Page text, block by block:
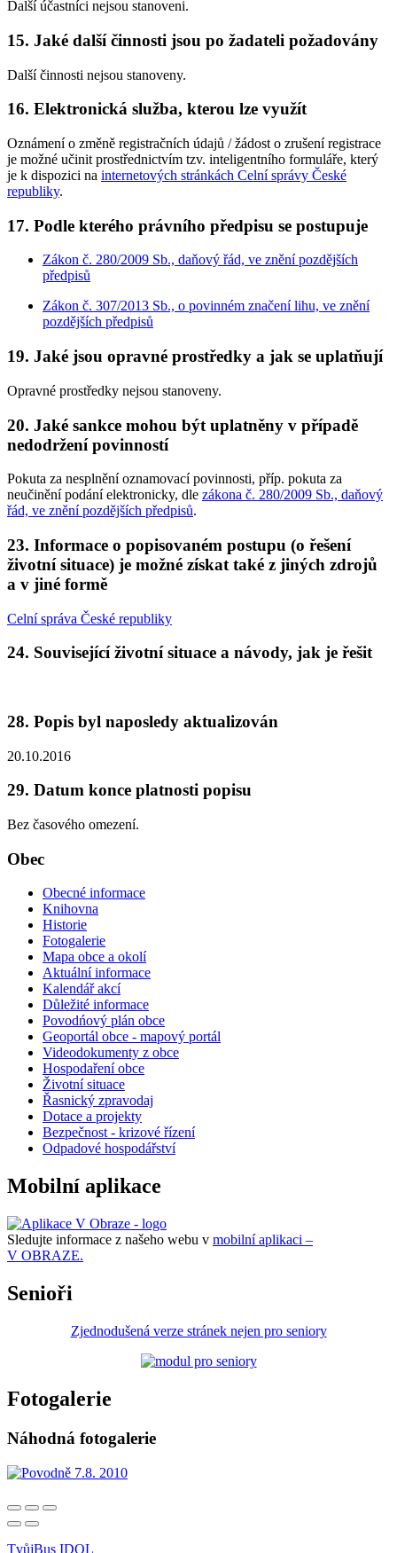
Další účastníci nejsou stanoveni.
15. Jaké další činnosti jsou po žadateli požadovány
Další činnosti nejsou stanoveny.
16. Elektronická služba, kterou lze využít
Oznámení o změně registračních údajů / žádost o zrušení registrace
je možné učinit prostřednictvím tzv. inteligentního formuláře, který
je k dispozici na internetových stránkách Celní správy České
republiky.
17. Podle kterého právního předpisu se postupuje
Zákon č. 280/2009 Sb., daňový řád, ve znění pozdějších
předpisů
Zákon č. 307/2013 Sb., o povinném značení lihu, ve znění
pozdějších předpisů
19. Jaké jsou opravné prostředky a jak se uplatňují
Opravné prostředky nejsou stanoveny.
20. Jaké sankce mohou být uplatněny v případě
nedodržení povinností
Pokuta za nesplnění oznamovací povinnosti, příp. pokuta za
neučinění podání elektronicky, dle zákona č. 280/2009 Sb., daňový
řád, ve znění pozdějších předpisů.
23. Informace o popisovaném postupu (o řešení
životní situace) je možné získat také z jiných zdrojů
a v jiné formě
Celní správa České republiky
24. Související životní situace a návody, jak je řešit
28. Popis byl naposledy aktualizován
20.10.2016
29. Datum konce platnosti popisu
Bez časového omezení.
Obec
Obecné informace
Knihovna
Historie
Fotogalerie
Mapa obce a okolí
Aktuální informace
Kalendář akcí
Důležité informace
Povodńový plán obce
Geoportál obce - mapový portál
Videodokumenty z obce
Hospodaření obce
Životní situace
Řasnický zpravodaj
Dotace a projekty
Bezpečnost - krizové řízení
Odpadové hospodářství
Mobilní aplikace
Sledujte informace z našeho webu v mobilní aplikaci –
V OBRAZE.
Senioři
Zjednodušená verze stránek nejen pro seniory
Fotogalerie
Náhodná fotogalerie
TvůjBus IDOL